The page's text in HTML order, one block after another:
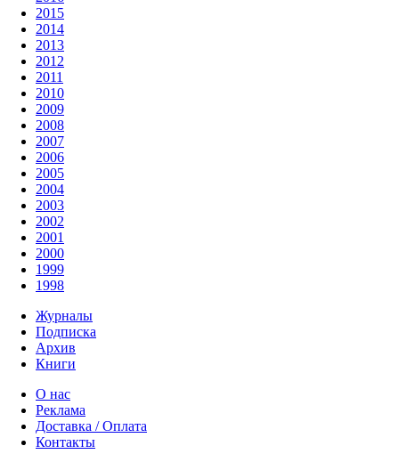
2015
2014
2013
2012
2011
2010
2009
2008
2007
2006
2005
2004
2003
2002
2001
2000
1999
1998
Журналы
Подписка
Архив
Книги
О нас
Реклама
Доставка / Оплата
Контакты